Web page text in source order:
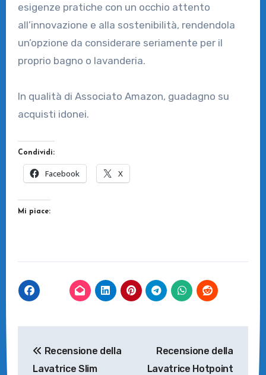
esigenze pratiche con un occhio attento
all’innovazione e alla sostenibilità, rendendola
un’opzione da considerare seriamente per il
proprio bagno o lavanderia.
In qualità di Associato Amazon, guadagno su
acquisti idonei.
Condividi:
Facebook X
Mi piace:
articoli
Recensione della
Lavatrice Slim
Recensione della
Lavatrice Hotpoint